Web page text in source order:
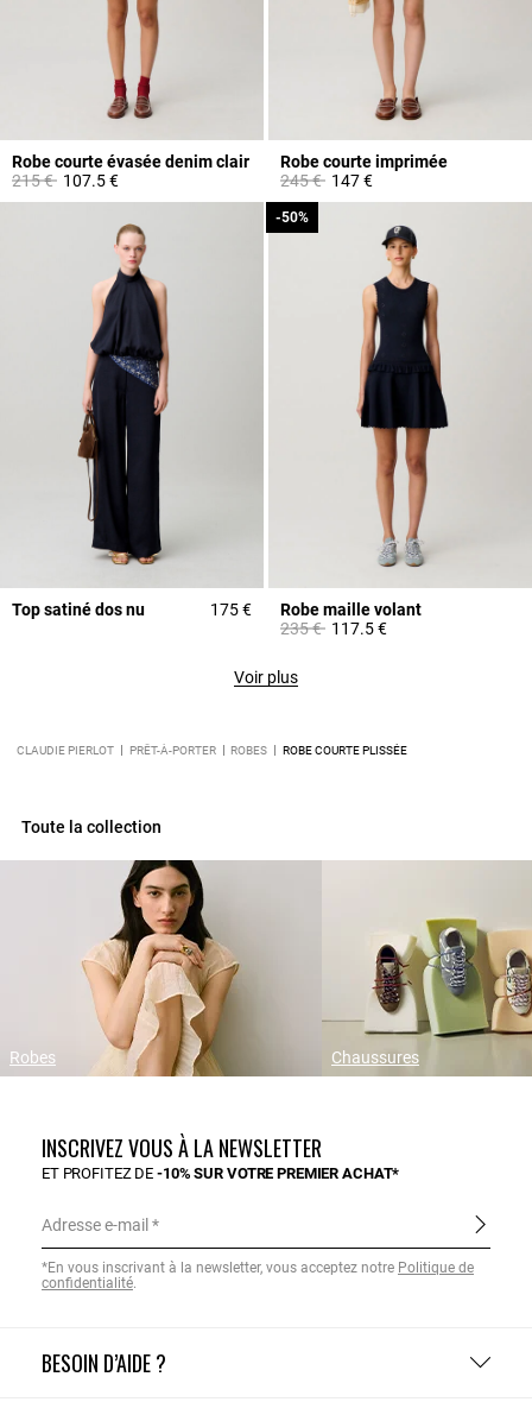
Robe courte évasée denim clair
Prix réduit à partir de
215 €à107.5 €
Robe courte imprimée
Prix réduit à partir de
245 €à147 €
Top satiné dos nu 175 €
Robe maille volant
Prix réduit à partir de
235 €à
-50%
117.5 €
-50%
Voir plus
CLAUDIE PIERLOT PRÊT-À-PORTER ROBES ROBE COURTE PLISSÉE
Toute la collection
Robes Chaussures
BESOIN D’AIDE ?
INSCRIVEZ VOUS À LA NEWSLETTER
ET PROFITEZ DE-10% SUR VOTRE PREMIER ACHAT*
Adresse e-mail
*En vous inscrivant à la newsletter, vous acceptez notre Politique de
confidentialité.